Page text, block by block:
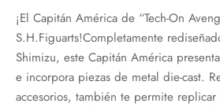
¡El Capitán América de “Tech-On
S.H.Figuarts!Completamente
Shimizu, este Capitán América
e incorpora piezas de metal die-cast.
accesorios, también te permite